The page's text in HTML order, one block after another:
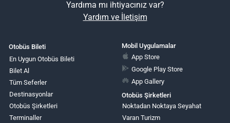
Yardıma mı ihtiyacınız var?
Yardım ve İletişim
Otobüs Bileti
En Uygun Otobüs Bileti
Bilet Al
Tüm Seferler
Destinasyonlar
Otobüs Şirketleri
Terminaller
Mobil Uygulamalar
App Store
Google Play Store
App Gallery
Otobüs Şirketleri
Noktadan Noktaya Seyahat
Varan Turizm